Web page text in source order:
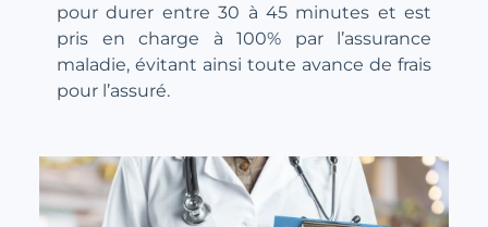
pour durer entre 30 à 45 minutes et est
pris en charge à 100% par l’assurance
maladie, évitant ainsi toute avance de frais
pour l’assuré.